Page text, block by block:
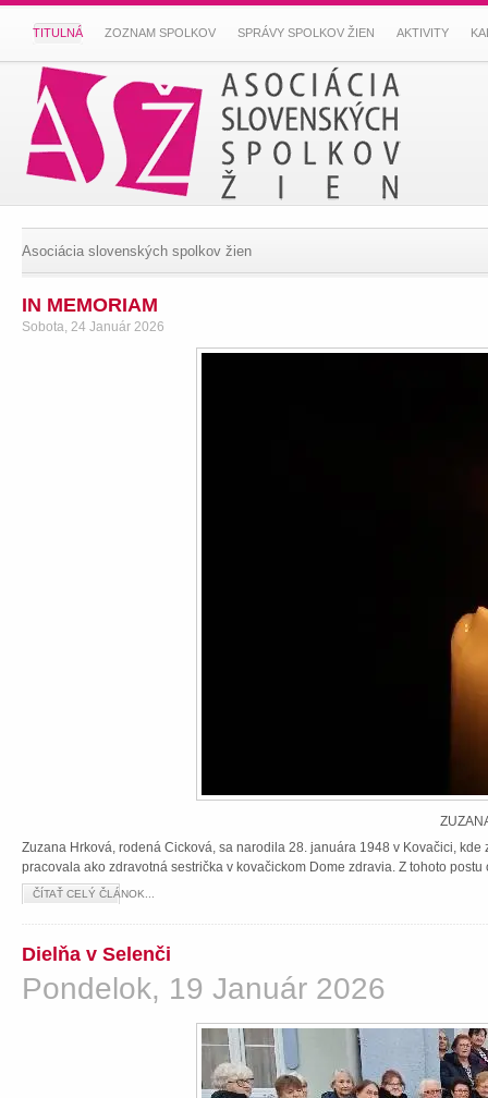
TITULNÁ ZOZNAM SPOLKOV SPRÁVY SPOLKOV ŽIEN AKTIVITY
Asociácia slovenských spolkov žien
IN MEMORIAM
Sobota, 24 Január 2026
Zuzana Hrková, rodená Cicková, sa narodila 28. januára 1948 v Kovačici,
pracovala ako zdravotná sestrička v kovačickom Dome zdravia. Z tohoto
ČÍTAŤ CELÝ ČLÁNOK...
Dielňa v Selenči
Pondelok, 19 Január 2026